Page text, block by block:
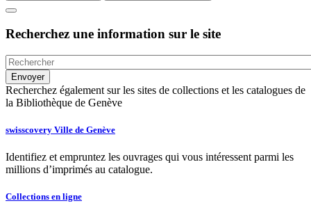
Recherchez une information sur le site
Recherchez également sur les sites de collections et les catalogues de
la Bibliothèque de Genève
swisscovery Ville de Genève
Identifiez et empruntez les ouvrages qui vous intéressent parmi les
millions d’imprimés au catalogue.
Collections en ligne